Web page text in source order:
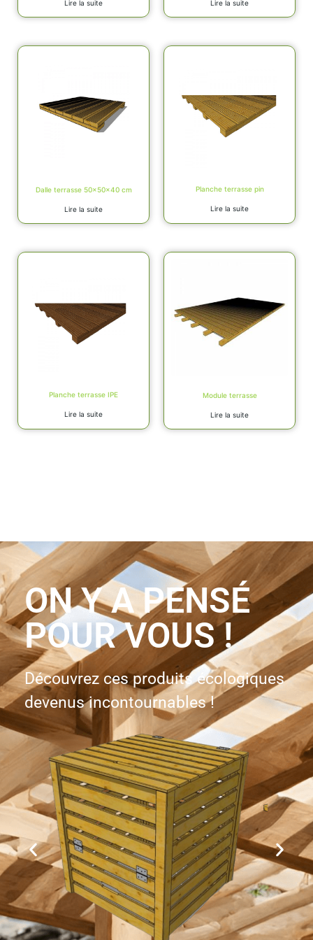
Lire la suite Lire la suite
Dalle terrasse 50x50x40 cm
Lire la suite
Planche terrasse pin
Lire la suite
Planche terrasse IPE
Lire la suite
Module terrasse
Lire la suite
ON Y A PENSÉ
POUR VOUS !
Découvrez ces produits écologiques
devenus incontournables !